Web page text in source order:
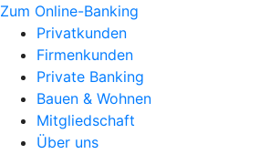
Zum Online-Banking
Privatkunden
Firmenkunden
Private Banking
Bauen & Wohnen
Mitgliedschaft
Über uns